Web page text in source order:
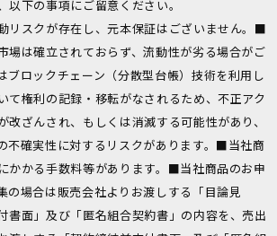
以下の事項にご留意ください。
リスクが存在し、元本保証はございません。■
場は確立されておらず、流動性が劣る場合がご
ロックチェーン（分散型台帳）技術を利用し
て権利の記録・移転がなされるため、不正アク
改ざんされ、もしくは消滅する可能性があり、
不確実性に対するリスクがあります。■当社商
かかる手数料等があります。■当社商品のお申
の場合は販売会社よりお渡しする「目論見
書面」及び「匿名組合契約書」の内容を、売出